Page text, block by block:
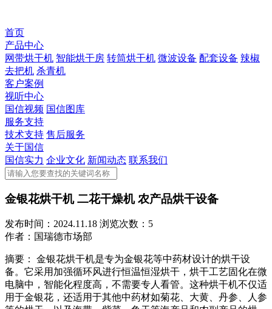
首页
产品中心
网带烘干机 智能烘干房 转筒烘干机 微波设备 配套设备 辣椒
去把机 杀青机
客户案例
视听中心
国信视频 国信图库
服务支持
技术支持 售后服务
关于国信
国信实力 企业文化 新闻动态 联系我们
金银花烘干机 二花干燥机 农产品烘干设备
发布时间： 2024.11.18 浏览次数： 5
作者： 国瑞德市场部
摘要：
金银花烘干机是专为金银花等中药材设计的烘干设
备。它采用加强循环风进行恒温恒湿烘干，烘干工艺固化在微
电脑中，智能化程度高，不需要专人看管。这种烘干机不仅适
用于金银花，还适用于其他中药材如菊花、大黄、丹参、人参